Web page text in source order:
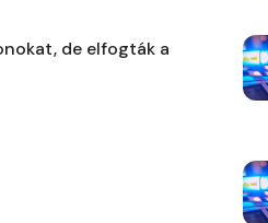
de elfogták a